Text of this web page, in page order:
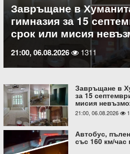
Завръщане в
гимназия за 15
срок или мисия
21:00, 06.08.2026 1311
Завръщане в
за 15
мисия
21:00, 06.08.2026
Автобус,
със 160 км/час